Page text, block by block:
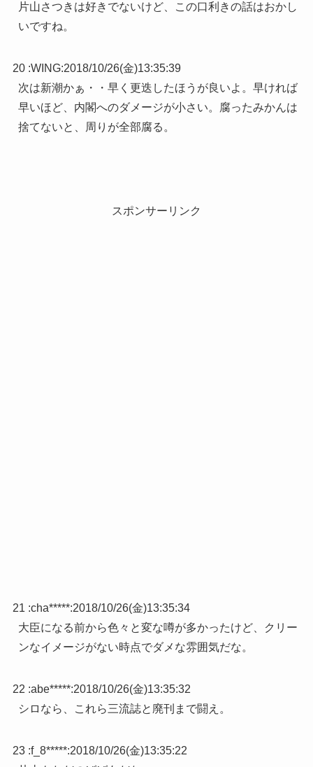
片山さつきは好きでないけど、この口利きの話はおかし
いですね。
20 :WING:2018/10/26(金)13:35:39
次は新潮かぁ・・早く更迭したほうが良いよ。早ければ
早いほど、内閣へのダメージが小さい。腐ったみかんは
捨てないと、周りが全部腐る。
スポンサーリンク
21 :cha*****:2018/10/26(金)13:35:34
大臣になる前から色々と変な噂が多かったけど、クリー
ンなイメージがない時点でダメな雰囲気だな。
22 :abe*****:2018/10/26(金)13:35:32
シロなら、これら三流誌と廃刊まで闘え。
23 :f_8*****:2018/10/26(金)13:35:22